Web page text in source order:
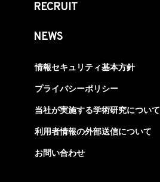
RECRUIT
NEWS
情報セキュリティ基本方針
プライバシーポリシー
当社が実施する学術研究について
利用者情報の外部送信について
お問い合わせ